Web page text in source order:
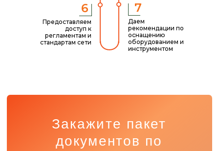
Даем
рекомендации по
оснащению
оборудованием и
инструментом
7
Предоставляем
доступ к
регламентам и
стандартам сети
6